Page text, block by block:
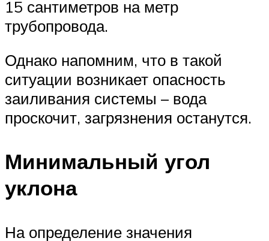
15 сантиметров на метр
трубопровода.
Однако напомним, что в такой
ситуации возникает опасность
заиливания системы – вода
проскочит, загрязнения останутся.
Минимальный угол
уклона
На определение значения